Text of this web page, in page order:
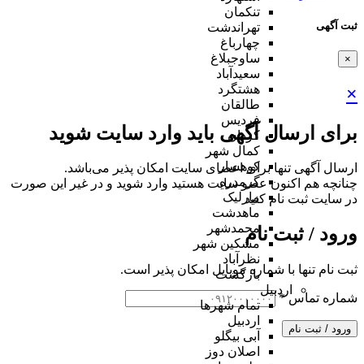
ثبت آگهی
×
×
برای ارسال آگهی باید وارد سایت شوید
ارسال آگهی تنها برای اعضای سایت امکان پذیر می‌باشد.
چنانچه هم‌ اکنون عضو سایت هستید وارد شوید و در غیر این صورت
در سایت ثبت نام کنید
ورود / ثبت نام
ثبت نام تنها با شماره موبایل امکان پذیر است.
شماره تماس*
ورود / ثبت نام
تنکمان
تهراندشت
چهارباغ
ساوجبلاغ
سعیدآباد
هشتگرد
طالقان
فردیس
کردان
کمال شهر
کوهسار
گرمدره
مارلیک
ماهدشت
محمدشهر
مشکین شهر
نظرآباد
بازگشت
اردبیل
تمام شهر‌ها
اردبیل
آبی بیگلو
اصلان دوز